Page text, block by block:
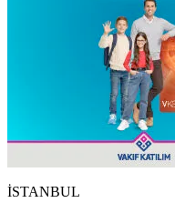
İSTANBUL